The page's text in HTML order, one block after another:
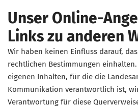
Unser Online-
Links zu anderen
Wir haben keinen Einfluss darauf,
rechtlichen Bestimmungen einhalten.
eigenen Inhalten, für die die
Kommunikation verantwortlich ist,
Verantwortung für diese